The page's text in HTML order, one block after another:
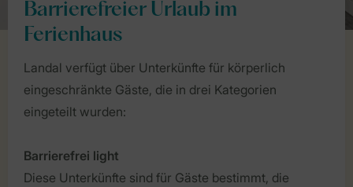
Barrierefreier Urlaub im
Ferienhaus
Landal verfügt über Unterkünfte für körperlich
eingeschränkte Gäste, die in drei Kategorien
eingeteilt wurden:
Barrierefrei light
Diese Unterkünfte sind für Gäste bestimmt, die